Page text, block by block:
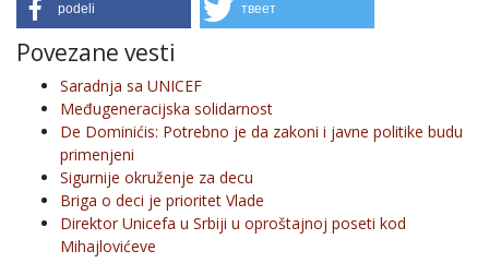
podeli твеет
Povezane vesti
Saradnja sa UNICEF
Međugeneracijska solidarnost
De Dominićis: Potrebno je da zakoni i javne politike budu
primenjeni
Sigurnije okruženje za decu
Briga o deci je prioritet Vlade
Direktor Unicefa u Srbiji u oproštajnoj poseti kod
Mihajlovićeve